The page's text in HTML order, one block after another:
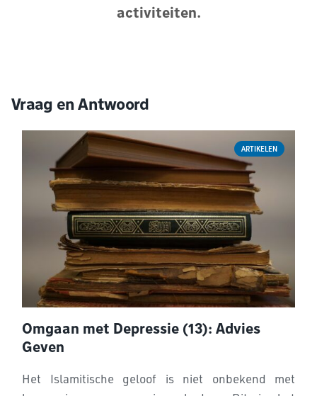
activiteiten.
Vraag en Antwoord
ARTIKELEN
Omgaan met Depressie (13): Advies
Geven
Het Islamitische geloof is niet onbekend met